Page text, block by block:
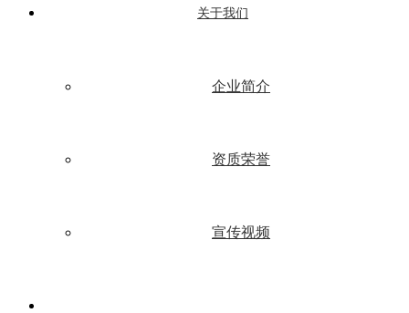
关于我们
企业简介
资质荣誉
宣传视频